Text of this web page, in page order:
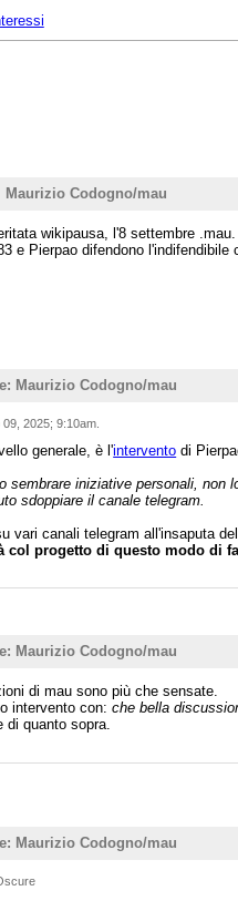
Maurizio Codogno/mau
wikipausa, l'8 settembre
e Pierpao difendono l'indifendibile
Maurizio Codogno/mau
09, 2025; 9:10am
generale, è l'intervento di
sembrare iniziative personali,
sdoppiare il canale telegram.
vari canali telegram all'insaputa
progetto di questo modo di
Maurizio Codogno/mau
di mau sono più che sensate.
intervento con:che bella
di quanto sopra.
Maurizio Codogno/mau